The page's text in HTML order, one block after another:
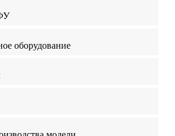
оборудование